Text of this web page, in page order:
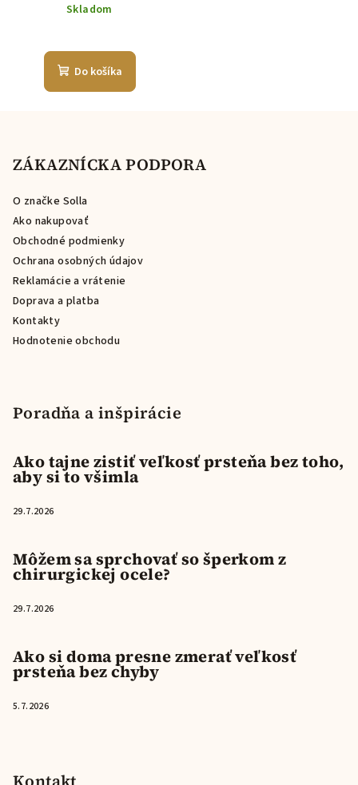
Skladom
Do košíka
ZÁKAZNÍCKA PODPORA
O značke Solla
Ako nakupovať
Obchodné podmienky
Ochrana osobných údajov
Reklamácie a vrátenie
Doprava a platba
Kontakty
Hodnotenie obchodu
Poradňa a inšpirácie
Ako tajne zistiť veľkosť prsteňa bez toho,
aby si to všimla
29.7.2026
Môžem sa sprchovať so šperkom z
chirurgickej ocele?
29.7.2026
Ako si doma presne zmerať veľkosť
prsteňa bez chyby
5.7.2026